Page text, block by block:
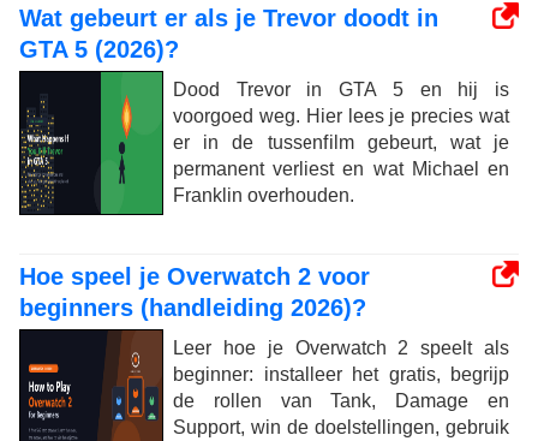
Wat gebeurt er als je Trevor doodt in
GTA 5 (2026)?
Dood Trevor in GTA 5 en hij is
voorgoed weg. Hier lees je precies wat
er in de tussenfilm gebeurt, wat je
permanent verliest en wat Michael en
Franklin overhouden.
Hoe speel je Overwatch 2 voor
beginners (handleiding 2026)?
Leer hoe je Overwatch 2 speelt als
beginner: installeer het gratis, begrijp
de rollen van Tank, Damage en
Support, win de doelstellingen, gebruik